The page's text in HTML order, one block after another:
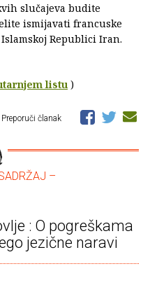
slučajeva budite
ismijavati francuske
Republici Iran.
listu )
Preporuči članak
–
: O pogreškama
jezične naravi